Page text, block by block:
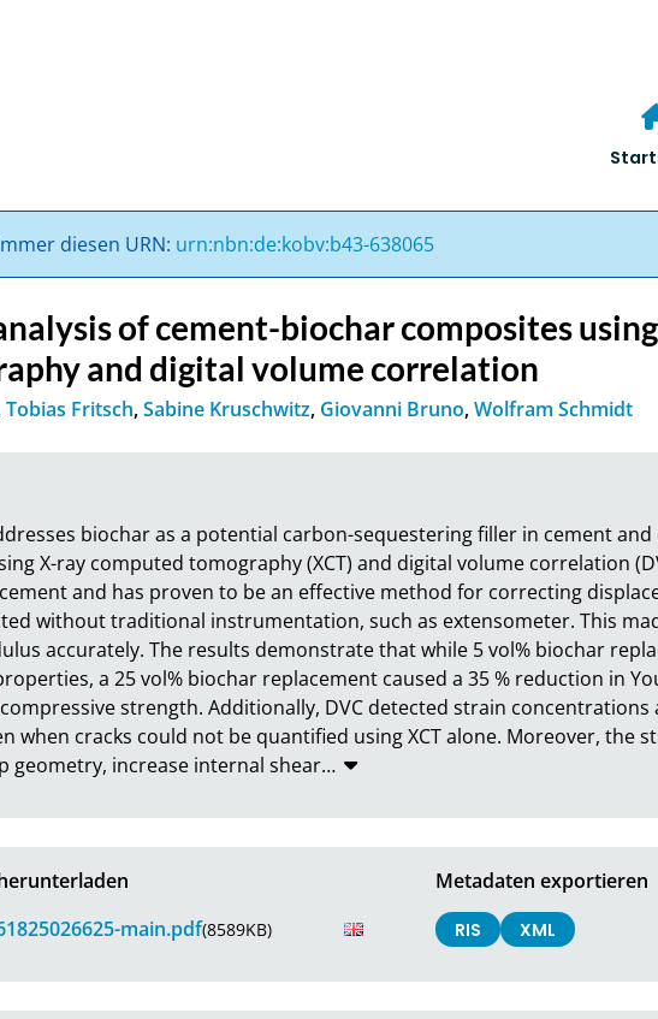
diesen URN: urn:nbn:de:kobv:b43-638065
of cement-biochar composites
and digital volume correlation
Tobias Fritsch,Sabine Kruschwitz, Giovanni Bruno,Wolfram Schmidt
biochar as a potential carbon-sequestering filler in cement
X-ray computed tomography (XCT) and digital volume correlation
and has proven to be an effective method for correcting
without traditional instrumentation, such as extensometer. This
accurately. The results demonstrate that while 5 vol% biochar
a 25 vol% biochar replacement caused a 35 % reduction in
strength. Additionally, DVC detected strain
when cracks could not be quantified using XCT alone. Moreover, the
geometry, increase internal shear…
main.pdf(8589KB)
Metadaten exportieren
RIS XML